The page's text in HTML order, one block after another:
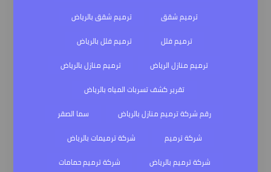
ترميم شقق
ترميم شقق بالرياض
ترميم فلل
ترميم فلل بالرياض
ترميم منازل الرياض
ترميم منازل بالرياض
تقرير كشف تسربات المياه بالرياض
رقم شركة ترميم منازل بالرياض
سما الصقر
شركة ترميم
شركة ترميمات بالرياض
شركة ترميم بالرياض
شركة ترميم حمامات